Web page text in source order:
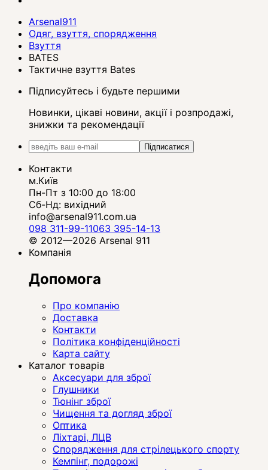
Arsenal911
Одяг, взуття, спорядження
Взуття
BATES
Тактичне взуття Bates
Підписуйтесь і будьте першими
Новинки, цікаві новини, акції і розпродажі,
знижки та рекомендації
Підписатися
Контакти
м.Київ
Пн-Пт з 10:00 до 18:00
Сб-Нд: вихідний
info@arsenal911.com.ua
098 311-99-11063 395-14-13
© 2012—2026 Arsenal 911
Компанія
Допомога
Про компанію
Доставка
Контакти
Політика конфіденційності
Карта сайту
Каталог товарів
Аксесуари для зброї
Глушники
Тюнінг зброї
Чищення та догляд зброї
Оптика
Ліхтарі, ЛЦВ
Спорядження для стрілецького спорту
Кемпінг, подорожі